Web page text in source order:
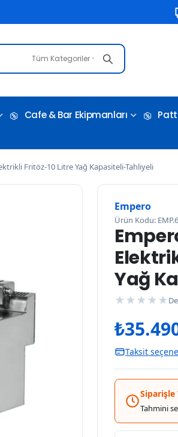
Tüm Kategoriler
Cafe & Bar Ekipmanları
Fritöz-10 Litre Yağ Kapasiteli-Tahliyeli
Empero
Ürün Kodu:
Yağ
★ ★ ★ ★ ★
₺
Taksit
Siparişle
Tahmini